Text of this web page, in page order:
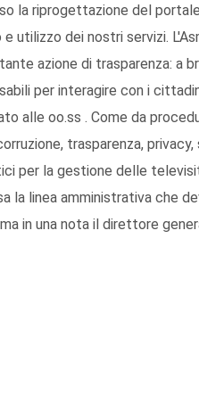
la riprogettazione del
utilizzo dei nostri servizi.
azione di trasparenza: a
per interagire con i
alle oo.ss . Come da
trasparenza,
per la gestione delle
la linea amministrativa che
in una nota il direttore